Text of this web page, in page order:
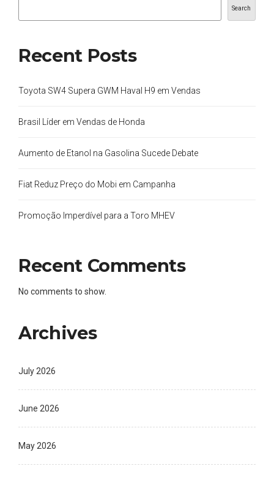
Search
Recent Posts
Toyota SW4 Supera GWM Haval H9 em Vendas
Brasil Líder em Vendas de Honda
Aumento de Etanol na Gasolina Sucede Debate
Fiat Reduz Preço do Mobi em Campanha
Promoção Imperdível para a Toro MHEV
Recent Comments
No comments to show.
Archives
July 2026
June 2026
May 2026